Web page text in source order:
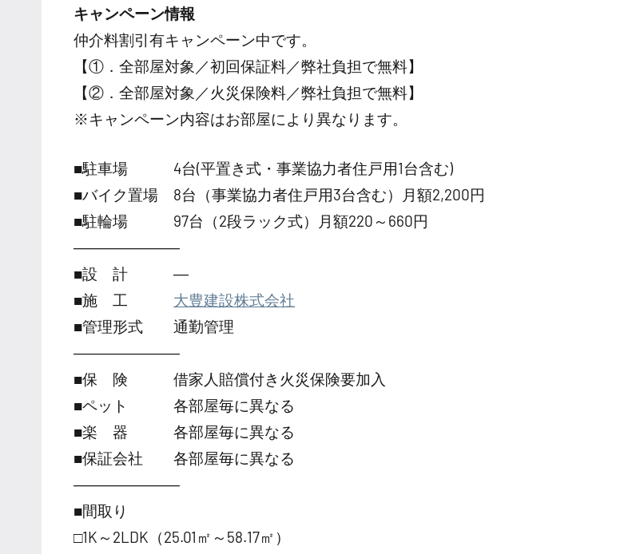
キャンペーン情報
仲介料割引有キャンペーン中です。
【①．全部屋対象／初回保証料／弊社負担で無料】
【②．全部屋対象／火災保険料／弊社負担で無料】
※キャンペーン内容はお部屋により異なります。
■駐車場 4台(平置き式・事業協力者住戸用1台含む)
■バイク置場 8台（事業協力者住戸用3台含む）月額2,200円
■駐輪場 97台（2段ラック式）月額220～660円
―――――――
■設 計 ―
■施 工 大豊建設株式会社
■管理形式 通勤管理
―――――――
■保 険 借家人賠償付き火災保険要加入
■ペット 各部屋毎に異なる
■楽 器 各部屋毎に異なる
■保証会社 各部屋毎に異なる
―――――――
■間取り
□1K～2LDK（25.01㎡～58.17㎡）